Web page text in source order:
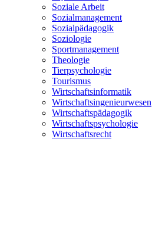
Soziale Arbeit
Sozialmanagement
Sozialpädagogik
Soziologie
Sportmanagement
Theologie
Tierpsychologie
Tourismus
Wirtschaftsinformatik
Wirtschaftsingenieurwesen
Wirtschaftspädagogik
Wirtschaftspsychologie
Wirtschaftsrecht